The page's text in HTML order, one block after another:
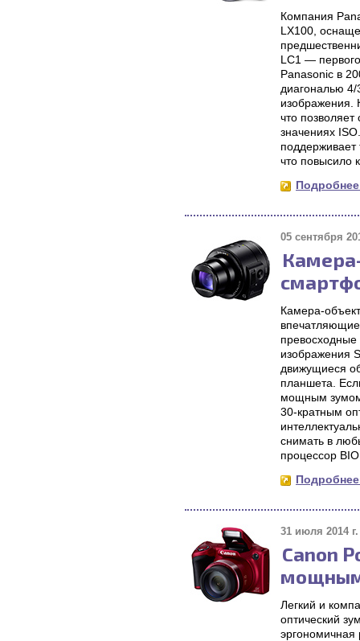
Компания
LX100,
LC1 —
Panasonic в
диагональю
изображения.
что
значениях
что повысило
05 сентября
Камера-
впечатляющие
превосходные
изображения
движущиеся
планшета.
мощным
30-кратным
снимать в
процессор
31 июля 2014 г.
Canon
Легкий и
оптический
эргономичная